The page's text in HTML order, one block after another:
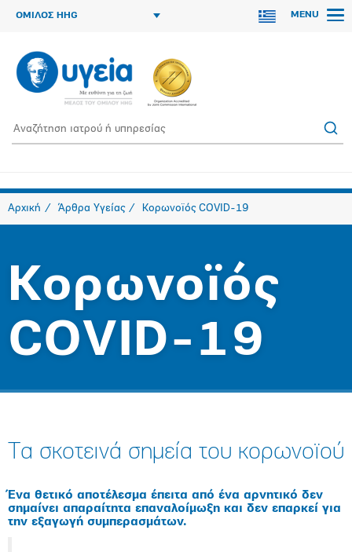
ΟΜΙΛΟΣ HHG MENU
Αρχική Άρθρα Υγείας Κορωνοϊός COVID-19
Κορωνοϊός
COVID-19
Τα σκοτεινά σημεία του κορωνοϊού
Ένα θετικό αποτέλεσμα έπειτα από ένα αρνητικό δεν
σημαίνει απαραίτητα επαναλοίμωξη και δεν επαρκεί για
την εξαγωγή συμπερασμάτων.